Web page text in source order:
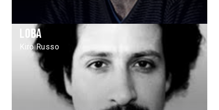
Loba
Kiro Russo